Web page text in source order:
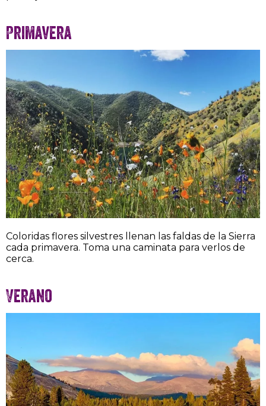
Primavera
Coloridas flores silvestres llenan las faldas de la Sierra
cada primavera. Toma una caminata para verlos de
cerca.
Verano